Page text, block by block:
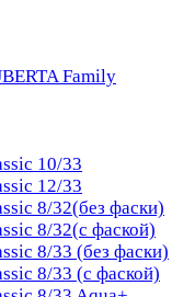
Family
10/33
12/33
8/32(без фаски)
8/32(с фаской)
8/33 (без фаски)
8/33 (с фаской)